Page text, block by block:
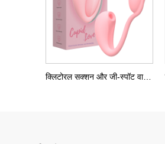
क्लिटोरल सक्शन और जी-स्पॉट वाइब्रेटिंग एग